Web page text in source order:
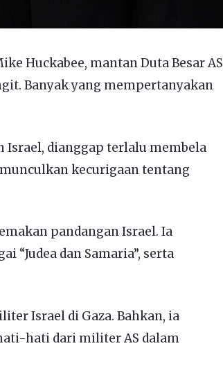
Huckabee, mantan Duta Besar AS
Banyak yang mempertanyakan
Israel, dianggap terlalu membela
kecurigaan tentang
pandangan Israel. Ia
“Judea dan Samaria”, serta
Israel di Gaza. Bahkan, ia
hati dari militer AS dalam